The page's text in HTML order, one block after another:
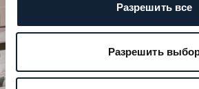
Разрешить все
Разрешить